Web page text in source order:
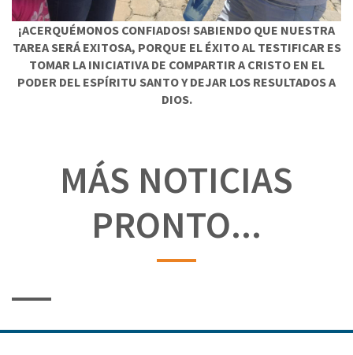
¡ACERQUÉMONOS CONFIADOS! SABIENDO QUE NUESTRA
TAREA SERÁ EXITOSA, PORQUE EL ÉXITO AL TESTIFICAR ES
TOMAR LA INICIATIVA DE COMPARTIR A CRISTO EN EL
PODER DEL ESPÍRITU SANTO Y DEJAR LOS RESULTADOS A
DIOS.
MÁS NOTICIAS
PRONTO...